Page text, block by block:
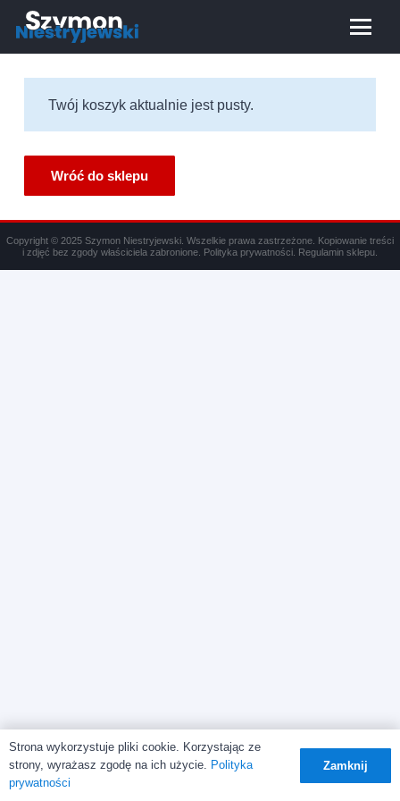
Twój koszyk aktualnie jest pusty.
Wróć do sklepu
Copyright © 2025 Szymon Niestryjewski. Wszelkie prawa zastrzeżone. Kopiowanie treści
i zdjęć bez zgody właściciela zabronione. Polityka prywatności Regulamin sklepu
Strona wykorzystuje pliki cookie. Korzystając ze
strony, wyrażasz zgodę na ich użycie. Polityka
prywatności
Zamknij